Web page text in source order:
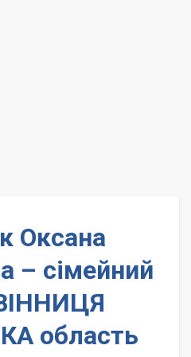
Оксана
– сімейний
область